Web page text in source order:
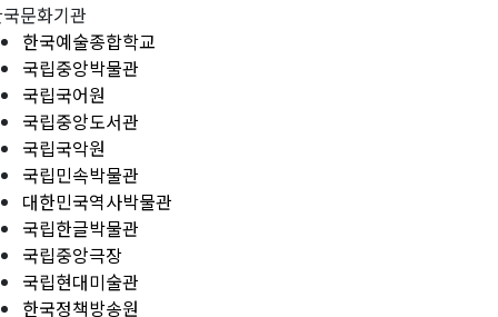
문화기관
한국예술종합학교
국립중앙박물관
국립국어원
국립중앙도서관
국립국악원
국립민속박물관
대한민국역사박물관
국립한글박물관
국립중앙극장
국립현대미술관
한국정책방송원